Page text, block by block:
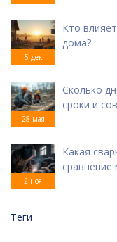
5 дек
Кто
дома?
28 мая
Сколько
сроки и
2 ноя
Какая
Теги